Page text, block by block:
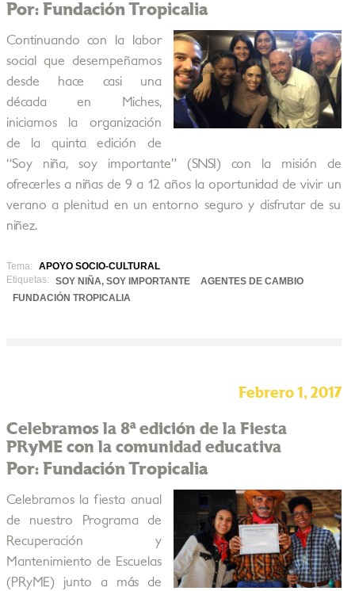
Por: Fundación Tropicalia
Continuando con la labor
social que desempeñamos
desde hace casi una
década en Miches,
iniciamos la organización
de la quinta edición de
“Soy niña, soy importante” (SNSI) con la misión de
ofrecerles a niñas de 9 a 12 años la oportunidad de vivir un
verano a plenitud en un entorno seguro y disfrutar de su
niñez.
Tema:
APOYO SOCIO-CULTURAL
Etiquetas:
SOY NIÑA, SOY IMPORTANTE
AGENTES DE CAMBIO
FUNDACIÓN TROPICALIA
Febrero 1, 2017
Celebramos la 8ª edición de la Fiesta
PRyME con la comunidad educativa
Por: Fundación Tropicalia
Celebramos la fiesta anual
de nuestro Programa de
Recuperación y
Mantenimiento de Escuelas
(PRyME) junto a más de